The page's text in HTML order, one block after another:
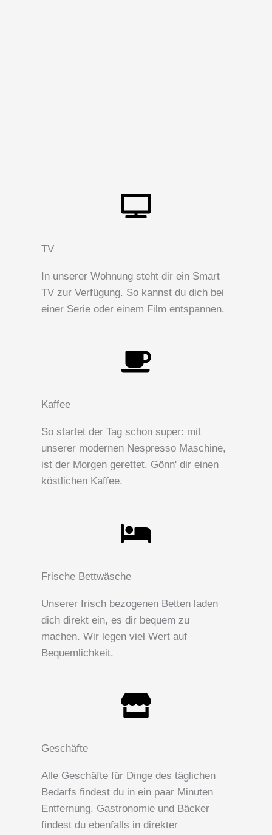
TV
In unserer Wohnung steht dir ein Smart
TV zur Verfügung. So kannst du dich bei
einer Serie oder einem Film entspannen.
Kaffee
So startet der Tag schon super: mit
unserer modernen Nespresso Maschine,
ist der Morgen gerettet. Gönn' dir einen
köstlichen Kaffee.
Frische Bettwäsche
Unserer frisch bezogenen Betten laden
dich direkt ein, es dir bequem zu
machen. Wir legen viel Wert auf
Bequemlichkeit.
Geschäfte
Alle Geschäfte für Dinge des täglichen
Bedarfs findest du in ein paar Minuten
Entfernung. Gastronomie und Bäcker
findest du ebenfalls in direkter